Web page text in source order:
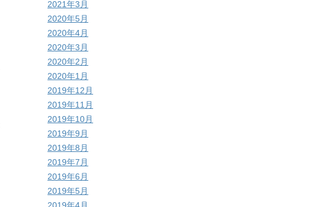
2021年3月
2020年5月
2020年4月
2020年3月
2020年2月
2020年1月
2019年12月
2019年11月
2019年10月
2019年9月
2019年8月
2019年7月
2019年6月
2019年5月
2019年4月